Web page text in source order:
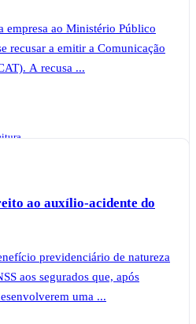
empresa ao Ministério Público
recusar a emitir a Comunicação
A recusa ...
ao auxílio-acidente do
previdenciário de natureza
aos segurados que, após
uma ...